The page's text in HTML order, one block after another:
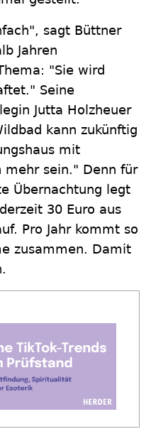
sagt Büttner
Jahren
"Sie wird
Seine
Jutta Holzheuer
kann zukünftig
mit
mehr sein." Denn für
Übernachtung legt
30 Euro aus
Pro Jahr kommt so
zusammen. Damit